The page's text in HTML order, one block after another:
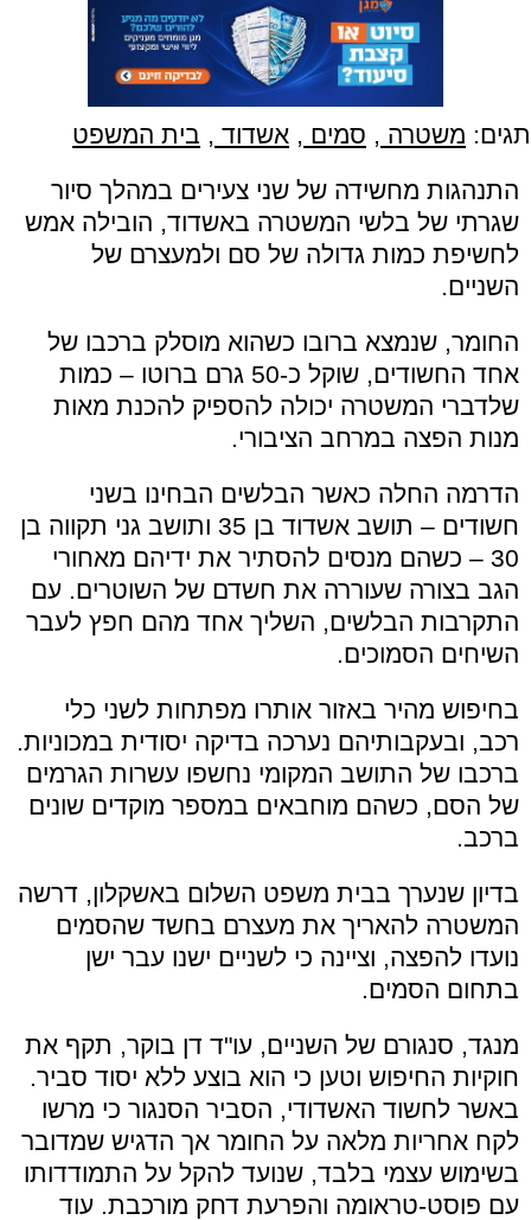
תגים: משטרה , סמים , אשדוד , בית המשפט
התנהגות מחשידה של שני צעירים במהלך סיור
שגרתי של בלשי המשטרה באשדוד, הובילה אמש
לחשיפת כמות גדולה של סם ולמעצרם של
השניים.
החומר, שנמצא ברובו כשהוא מוסלק ברכבו של
אחד החשודים, שוקל כ-50 גרם ברוטו – כמות
שלדברי המשטרה יכולה להספיק להכנת מאות
מנות הפצה במרחב הציבורי.
הדרמה החלה כאשר הבלשים הבחינו בשני
חשודים – תושב אשדוד בן 35 ותושב גני תקווה בן
30 – כשהם מנסים להסתיר את ידיהם מאחורי
הגב בצורה שעוררה את חשדם של השוטרים. עם
התקרבות הבלשים, השליך אחד מהם חפץ לעבר
השיחים הסמוכים.
בחיפוש מהיר באזור אותרו מפתחות לשני כלי
רכב, ובעקבותיהם נערכה בדיקה יסודית במכוניות.
ברכבו של התושב המקומי נחשפו עשרות הגרמים
של הסם, כשהם מוחבאים במספר מוקדים שונים
ברכב.
בדיון שנערך בבית משפט השלום באשקלון, דרשה
המשטרה להאריך את מעצרם בחשד שהסמים
נועדו להפצה, וציינה כי לשניים ישנו עבר ישן
בתחום הסמים.
מנגד, סנגורם של השניים, עו"ד דן בוקר, תקף את
חוקיות החיפוש וטען כי הוא בוצע ללא יסוד סביר.
באשר לחשוד האשדודי, הסביר הסנגור כי מרשו
לקח אחריות מלאה על החומר אך הדגיש שמדובר
בשימוש עצמי בלבד, שנועד להקל על התמודדותו
עם פוסט-טראומה והפרעת דחק מורכבת. עוד